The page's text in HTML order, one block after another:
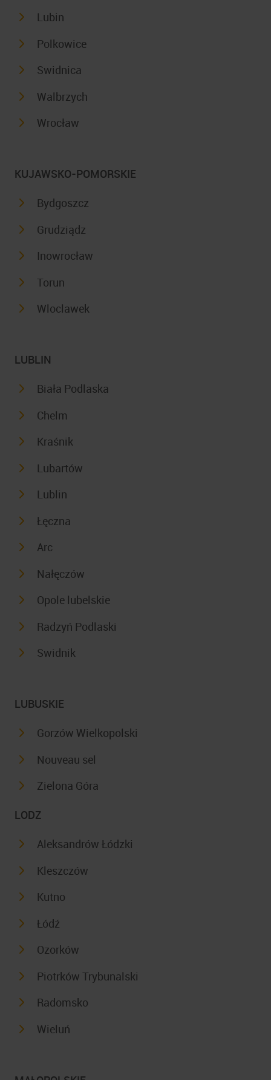
Lubin
Polkowice
Swidnica
Walbrzych
Wrocław
KUJAWSKO-POMORSKIE
Bydgoszcz
Grudziądz
Inowrocław
Torun
Wloclawek
LUBLIN
Biała Podlaska
Chelm
Kraśnik
Lubartów
Lublin
Łęczna
Arc
Nałęczów
Opole lubelskie
Radzyń Podlaski
Swidnik
LUBUSKIE
Gorzów Wielkopolski
Nouveau sel
Zielona Góra
LODZ
Aleksandrów Łódzki
Kleszczów
Kutno
Łódź
Ozorków
Piotrków Trybunalski
Radomsko
Wieluń